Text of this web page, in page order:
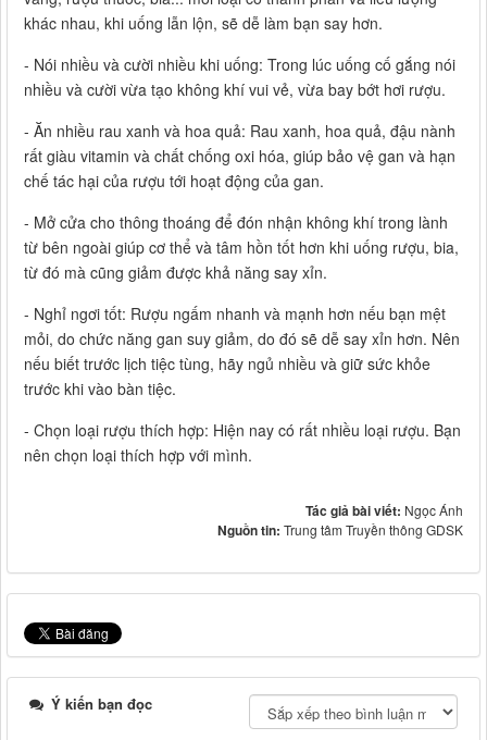
khác nhau, khi uống lẫn lộn, sẽ dễ làm bạn say hơn.
- Nói nhiều và cười nhiều khi uống: Trong lúc uống cố gắng nói
nhiều và cười vừa tạo không khí vui vẻ, vừa bay bớt hơi rượu.
- Ăn nhiều rau xanh và hoa quả: Rau xanh, hoa quả, đậu nành
rất giàu vitamin và chất chống oxi hóa, giúp bảo vệ gan và hạn
chế tác hại của rượu tới hoạt động của gan.
- Mở cửa cho thông thoáng để đón nhận không khí trong lành
từ bên ngoài giúp cơ thể và tâm hồn tốt hơn khi uống rượu, bia,
từ đó mà cũng giảm được khả năng say xỉn.
- Nghỉ ngơi tốt: Rượu ngấm nhanh và mạnh hơn nếu bạn mệt
mỏi, do chức năng gan suy giảm, do đó sẽ dễ say xỉn hơn. Nên
nếu biết trước lịch tiệc tùng, hãy ngủ nhiều và giữ sức khỏe
trước khi vào bàn tiệc.
- Chọn loại rượu thích hợp: Hiện nay có rất nhiều loại rượu. Bạn
nên chọn loại thích hợp với mình.
Tác giả bài viết: Ngọc Ánh
Nguồn tin: Trung tâm Truyền thông GDSK
Ý kiến bạn đọc